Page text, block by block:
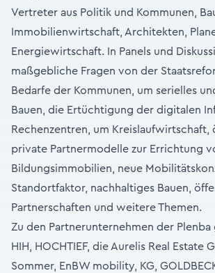
Vertreter aus Politik und Kommunen,
Immobilienwirtschaft, Architekten,
Energiewirtschaft. In Panels und
maßgebliche Fragen von der
Bedarfe der Kommunen, um serielles
Bauen, die Ertüchtigung der digitalen
Rechenzentren, um Kreislaufwirtschaft,
private Partnermodelle zur Errichtung
Bildungsimmobilien, neue
Standortfaktor, nachhaltiges Bauen,
Partnerschaften und weitere Themen.
Zu den Partnerunternehmen der
HIH, HOCHTIEF, die Aurelis Real Estate
Sommer, EnBW mobility, KG,